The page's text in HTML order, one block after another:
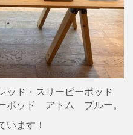
ッド・スリーピーポッド
ポッド アトム ブルー。
ます！